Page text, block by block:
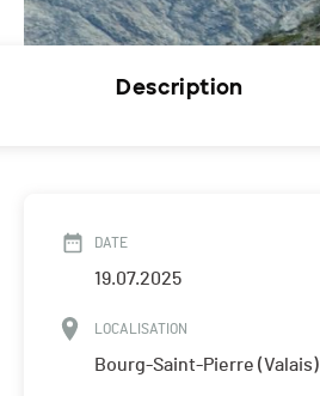
Description
DATE
19.07.2025
LOCALISATION
Bourg-Saint-Pierre (Valais)